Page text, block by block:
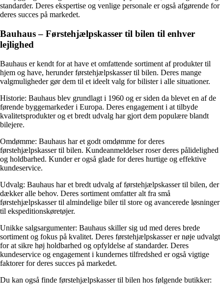
standarder. Deres ekspertise og venlige personale er også afgørende for
deres succes på markedet.
Bauhaus – Førstehjælpskasser til bilen til enhver
lejlighed
Bauhaus er kendt for at have et omfattende sortiment af produkter til
hjem og have, herunder førstehjælpskasser til bilen. Deres mange
valgmuligheder gør dem til et ideelt valg for bilister i alle situationer.
Historie: Bauhaus blev grundlagt i 1960 og er siden da blevet en af de
førende byggemarkeder i Europa. Deres engagement i at tilbyde
kvalitetsprodukter og et bredt udvalg har gjort dem populære blandt
bilejere.
Omdømme: Bauhaus har et godt omdømme for deres
førstehjælpskasser til bilen. Kundeanmeldelser roser deres pålidelighed
og holdbarhed. Kunder er også glade for deres hurtige og effektive
kundeservice.
Udvalg: Bauhaus har et bredt udvalg af førstehjælpskasser til bilen, der
dækker alle behov. Deres sortiment omfatter alt fra små
førstehjælpskasser til almindelige biler til store og avancerede løsninger
til ekspeditionskøretøjer.
Unikke salgsargumenter: Bauhaus skiller sig ud med deres brede
sortiment og fokus på kvalitet. Deres førstehjælpskasser er nøje udvalgt
for at sikre høj holdbarhed og opfyldelse af standarder. Deres
kundeservice og engagement i kundernes tilfredshed er også vigtige
faktorer for deres succes på markedet.
Du kan også finde førstehjælpskasser til bilen hos følgende butikker: